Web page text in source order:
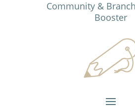
Community &
Booster